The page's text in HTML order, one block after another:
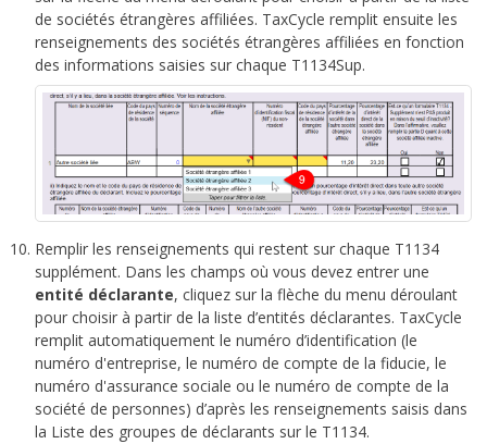
de sociétés étrangères affiliées. TaxCycle remplit ensuite les
renseignements des sociétés étrangères affiliées en fonction
des informations saisies sur chaque T1134Sup.
Remplir les renseignements qui restent sur chaque T1134
supplément. Dans les champs où vous devez entrer une
entité déclarante, cliquez sur la flèche du menu déroulant
pour choisir à partir de la liste d’entités déclarantes. TaxCycle
remplit automatiquement le numéro d’identification (le
numéro d'entreprise, le numéro de compte de la fiducie, le
numéro d'assurance sociale ou le numéro de compte de la
société de personnes) d’après les renseignements saisis dans
la Liste des groupes de déclarants sur le T1134.